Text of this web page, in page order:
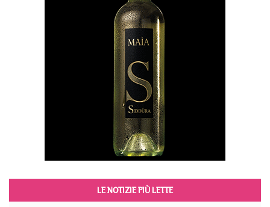
LE NOTIZIE PIÙ LETTE